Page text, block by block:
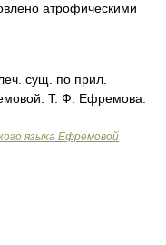
атрофическими
сущ. по прил.
Т. Ф. Ефремова.
языка Ефремовой